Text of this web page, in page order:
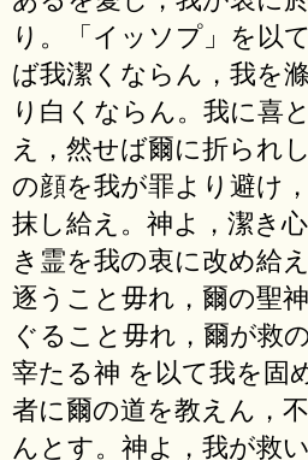
り。「イッソプ」を以
ば我潔くならん，我を
り白くならん。我に喜
え，然せば爾に折られ
の顔を我が罪より避け
抹し給え。神よ，潔き
き霊を我の衷に改め給
逐うこと毋れ，爾の聖
ぐること毋れ，爾が救
宰たる神 を以て我を固
者に爾の道を教えん，
んとす。神よ，我が救